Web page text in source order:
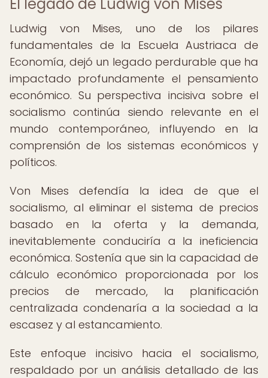
Ludwig von Mises, uno de los pilares
fundamentales de la Escuela Austriaca de
Economía, dejó un legado perdurable que ha
impactado profundamente el pensamiento
económico. Su perspectiva incisiva sobre el
socialismo continúa siendo relevante en el
mundo contemporáneo, influyendo en la
comprensión de los sistemas económicos y
políticos.
Von Mises defendía la idea de que el
socialismo, al eliminar el sistema de precios
basado en la oferta y la demanda,
inevitablemente conduciría a la ineficiencia
económica. Sostenía que sin la capacidad de
cálculo económico proporcionada por los
precios de mercado, la planificación
centralizada condenaría a la sociedad a la
escasez y al estancamiento.
Este enfoque incisivo hacia el socialismo,
respaldado por un análisis detallado de las